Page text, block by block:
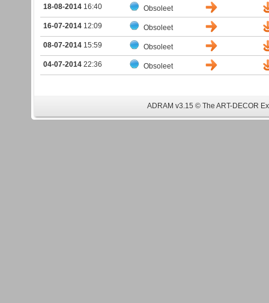
18-08-2014 16:40 Obsoleet
16-07-2014 12:09 Obsoleet
08-07-2014 15:59 Obsoleet
04-07-2014 22:36 Obsoleet
ADRAM v3.15 © The ART-DECOR